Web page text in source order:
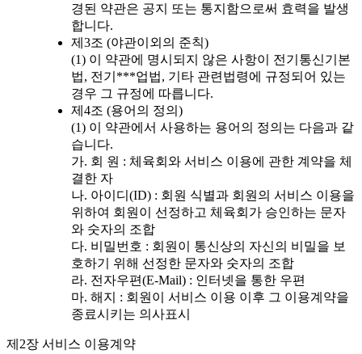
경된 약관은 공지 또는 통지함으로써 효력을 발생
합니다.
제3조 (야관이외의 준칙)
(1) 이 약관에 명시되지 않은 사항이 전기통신기본
법, 전기***업법, 기타 관련법령에 규정되어 있는
경우 그 규정에 따릅니다.
제4조 (용어의 정의)
(1) 이 약관에서 사용하는 용어의 정의는 다음과 같
습니다.
가. 회 원 : 체육회와 서비스 이용에 관한 계약을 체
결한 자
나. 아이디(ID) : 회원 식별과 회원의 서비스 이용을
위하여 회원이 선정하고 체육회가 승인하는 문자
와 숫자의 조합
다. 비밀번호 : 회원이 통신상의 자신의 비밀을 보
호하기 위해 선정한 문자와 숫자의 조합
라. 전자우편(E-Mail) : 인터넷을 통한 우편
마. 해지 : 회원이 서비스 이용 이후 그 이용계약을
종료시키는 의사표시
제2장 서비스 이용계약